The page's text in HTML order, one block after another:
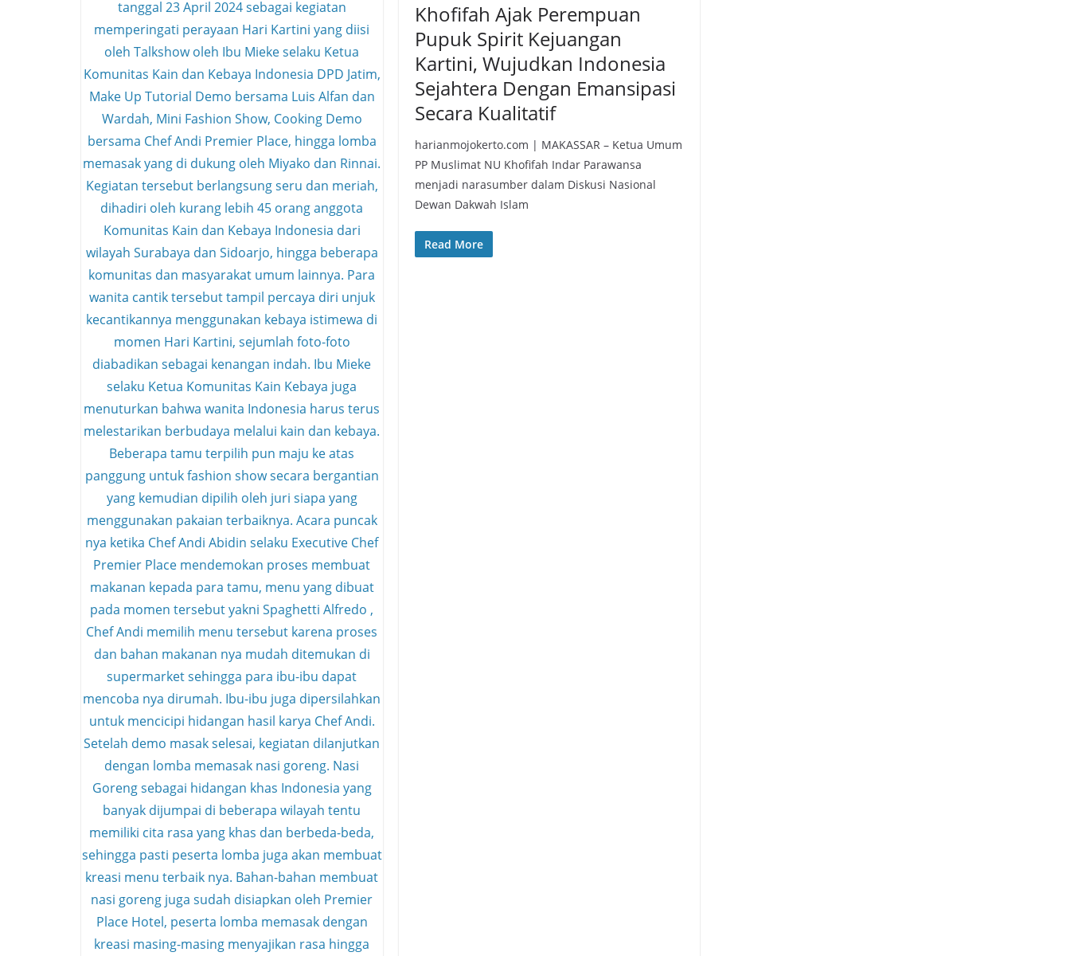
Khofifah Ajak Perempuan
Pupuk Spirit Kejuangan
Kartini, Wujudkan Indonesia
Sejahtera Dengan Emansipasi
Secara Kualitatif
harianmojokerto.com | MAKASSAR – Ketua Umum
PP Muslimat NU Khofifah Indar Parawansa
menjadi narasumber dalam Diskusi Nasional
Dewan Dakwah Islam
Read More